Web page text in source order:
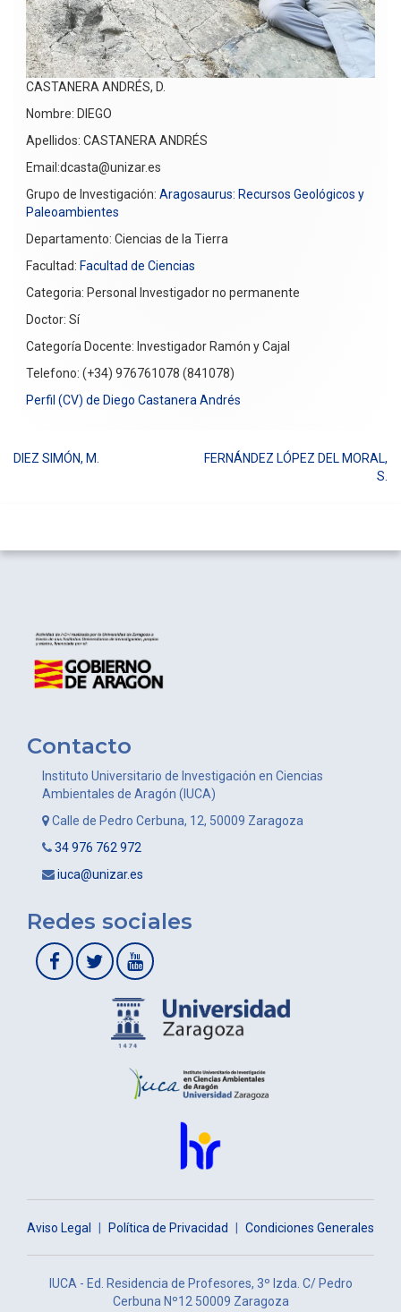
CASTANERA ANDRÉS, D.
Nombre: DIEGO
Apellidos: CASTANERA ANDRÉS
Email:dcasta@unizar.es
Grupo de Investigación: Aragosaurus: Recursos Geológicos y
Paleoambientes
Departamento: Ciencias de la Tierra
Facultad: Facultad de Ciencias
Categoria: Personal Investigador no permanente
Doctor: Sí
Categoría Docente: Investigador Ramón y Cajal
Telefono: (+34) 976761078 (841078)
Perfil (CV) de Diego Castanera Andrés
DIEZ SIMÓN, M.
FERNÁNDEZ LÓPEZ DEL MORAL,
S.
Contacto
Instituto Universitario de Investigación en Ciencias
Ambientales de Aragón (IUCA)
Calle de Pedro Cerbuna, 12, 50009 Zaragoza
34 976 762 972
iuca@unizar.es
Redes sociales
Aviso Legal Política de Privacidad Condiciones Generales
IUCA - Ed. Residencia de Profesores, 3º Izda. C/ Pedro
Cerbuna Nº12 50009 Zaragoza